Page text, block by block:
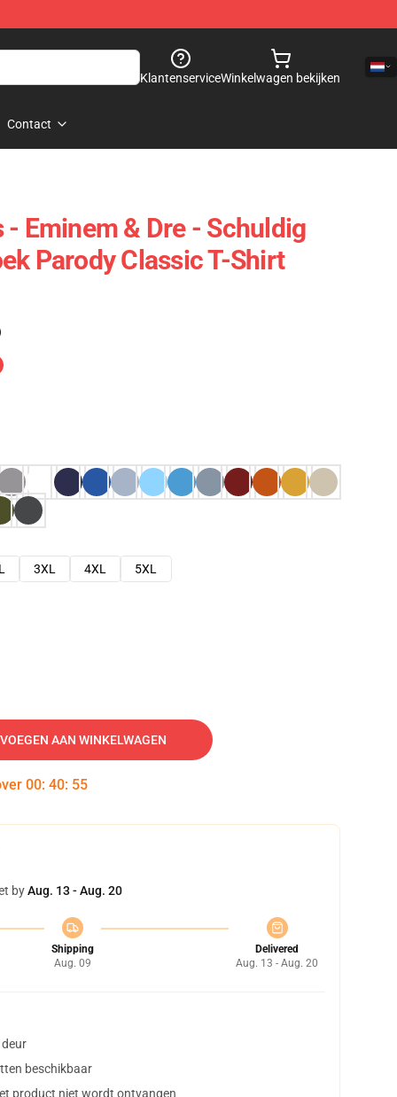
KlantenserviceWinkelwagen bekijken
Contact
- Eminem & Dre - Schuldig
Parody Classic T-Shirt
3XL 4XL
5XL
AAN WINKELWAGEN
00: 40: 54
byAug. 13 - Aug. 20
Shipping
Aug. 09
Delivered
Aug. 13 - Aug. 20
beschikbaar
product niet wordt ontvangen